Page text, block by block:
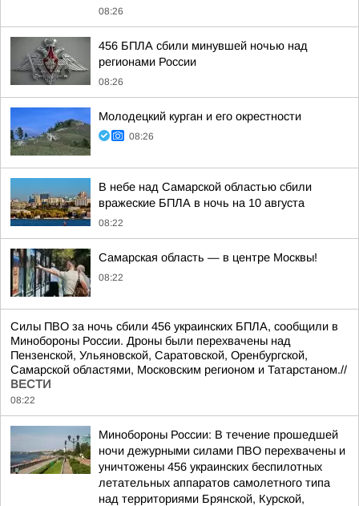
08:26
456 БПЛА сбили минувшей ночью над
регионами России
08:26
Молодецкий курган и его окрестности
08:26
В небе над Самарской областью сбили
вражеские БПЛА в ночь на 10 августа
08:22
Самарская область — в центре Москвы!
08:22
Силы ПВО за ночь сбили 456 украинских БПЛА, сообщили в
Минобороны России. Дроны были перехвачены над
Пензенской, Ульяновской, Саратовской, Оренбургской,
Самарской областями, Московским регионом и Татарстаном.//
ВЕСТИ
08:22
Минобороны России: В течение прошедшей
ночи дежурными силами ПВО перехвачены и
уничтожены 456 украинских беспилотных
летательных аппаратов самолетного типа
над территориями Брянской, Курской,